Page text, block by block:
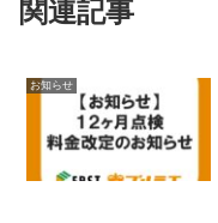
関連記事
お知らせ